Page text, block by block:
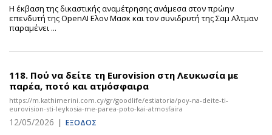
Η έκβαση της δικαστικής αναμέτρησης ανάμεσα στον πρώην
επενδυτή της OpenAI Ελον Μασκ και τον συνιδρυτή της Σαμ Αλτμαν
παραμένει ...
118. Πού να δείτε τη Eurovision στη Λευκωσία με
παρέα, ποτό και ατμόσφαιρα
https://m.kathimerini.com.cy/gr/goodlife/estiatoria/poy-na-deite-ti-
eurovision-sti-leykosia-me-parea-poto-kai-atmosfaira
12/05/2026 | ΕΞΟΔΟΣ